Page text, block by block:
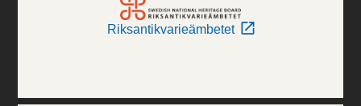
Riksantikvarieämbetet